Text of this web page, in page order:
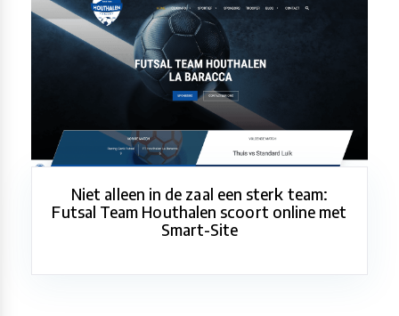
Niet alleen in de zaal een sterk team:
Futsal Team Houthalen scoort online met
Smart-Site